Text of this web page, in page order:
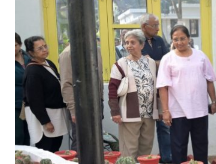
गोरखपुर
प्रयागराज
रामपुर